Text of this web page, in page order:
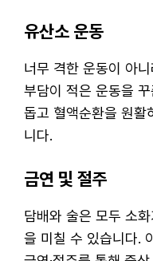
유산소 운동
너무 격한 운동이 아니
부담이 적은 운동을
돕고 혈액순환을 원활
니다.
금연 및 절주
담배와 술은 모두 소
을 미칠 수 있습니다.